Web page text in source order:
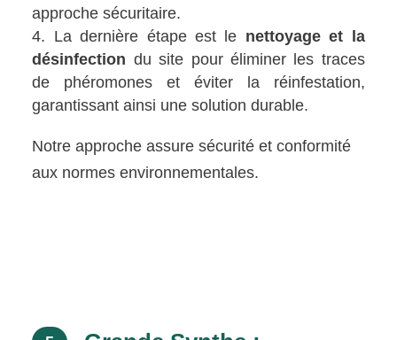
approche sécuritaire.
La dernière étape est le nettoyage et la
désinfection du site pour éliminer les traces
de phéromones et éviter la réinfestation,
garantissant ainsi une solution durable.
Notre approche assure sécurité et conformité
aux normes environnementales.